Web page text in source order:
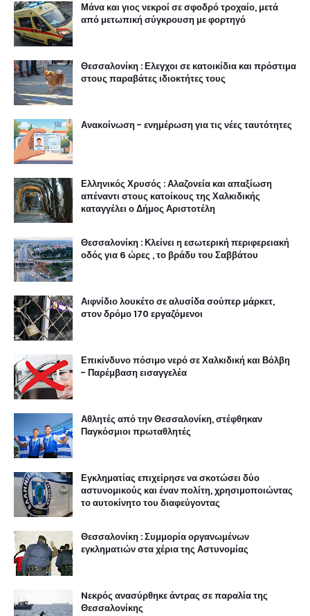
Μάνα και γιος νεκροί σε σφοδρό τροχαίο, μετά
από μετωπική σύγκρουση με φορτηγό
Θεσσαλονίκη : Ελεγχοι σε κατοικίδια και πρόστιμα
στους παραβάτες ιδιοκτήτες τους
Ανακοίνωση - ενημέρωση για τις νέες ταυτότητες
Ελληνικός Χρυσός : Αλαζονεία και απαξίωση
απέναντι στους κατοίκους της Χαλκιδικής
καταγγέλει ο Δήμος Αριστοτέλη
Θεσσαλονίκη : Κλείνει η εσωτερική περιφερειακή
οδός για 6 ώρες , το βράδυ του Σαββάτου
Αιφνίδιο λουκέτο σε αλυσίδα σούπερ μάρκετ,
στον δρόμο 170 εργαζόμενοι
Επικίνδυνο πόσιμο νερό σε Χαλκιδική και Βόλβη
- Παρέμβαση εισαγγελέα
Αθλητές από την Θεσσαλονίκη, στέφθηκαν
Παγκόσμιοι πρωταθλητές
Εγκληματίας επιχείρησε να σκοτώσει δύο
αστυνομικούς και έναν πολίτη, χρησιμοποιώντας
το αυτοκίνητο του διαφεύγοντας
Θεσσαλονίκη : Συμμορία οργανωμένων
εγκληματιών στα χέρια της Αστυνομίας
Nεκρός ανασύρθηκε άντρας σε παραλία της
Θεσσαλονίκης